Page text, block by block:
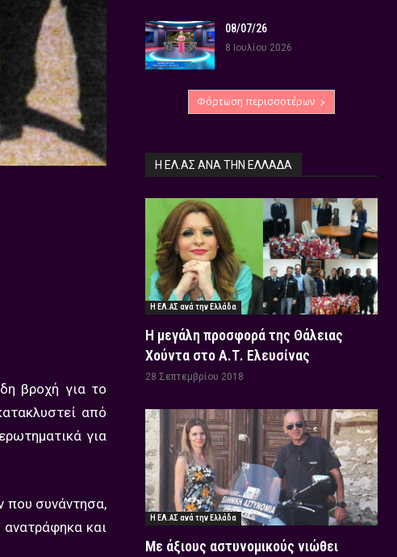
βροχή για το
από
για
που συνάντησα,
ανατράφηκα και
08/07/26
8 Ιουλίου 2026
Φόρτωση περισσοτέρων
Η ΕΛ.ΑΣ ΑΝΆ ΤΗΝ ΕΛΛΆΔΑ
Η ΕΛ.ΑΣ ανά την Ελλάδα
Η μεγάλη προσφορά της Θάλειας
Χούντα στο Α.Τ. Ελευσίνας
28 Σεπτεμβρίου 2018
Η ΕΛ.ΑΣ ανά την Ελλάδα
Με άξιους αστυνομικούς νιώθει